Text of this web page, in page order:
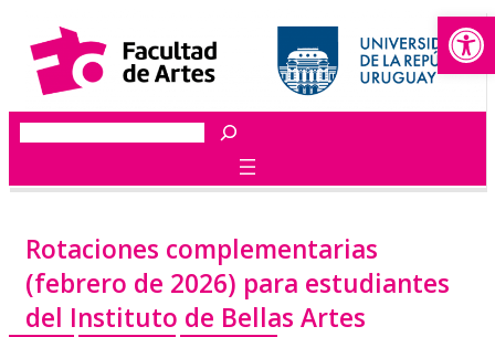
contenido
Buscar
Rotaciones complementarias
(febrero de 2026) para estudiantes
del Instituto de Bellas Artes